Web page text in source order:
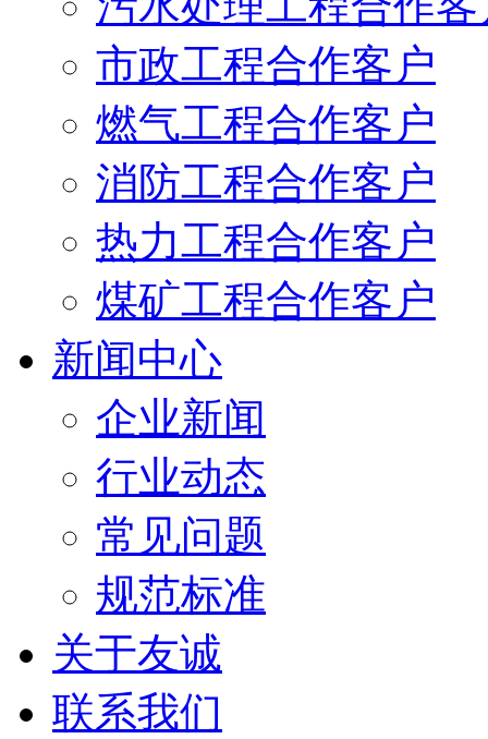
市政工程合作客户
燃气工程合作客户
消防工程合作客户
热力工程合作客户
煤矿工程合作客户
新闻中心
企业新闻
行业动态
常见问题
规范标准
关于友诚
联系我们